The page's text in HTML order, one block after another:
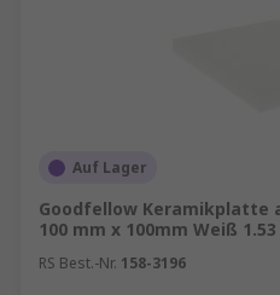
Auf Lager
Goodfellow Keramikplatte
100 mm x 100mm Weiß 1.53
RS Best.-Nr. 158-3196